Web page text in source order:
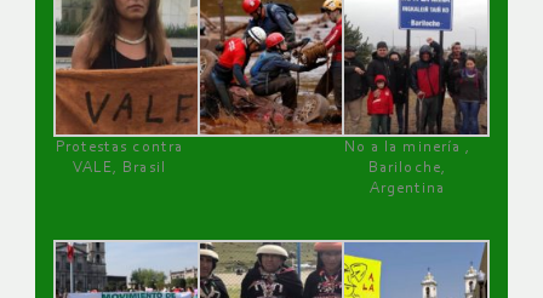
Protestas contra
VALE, Brasil
No a la minería ,
Bariloche,
Argentina